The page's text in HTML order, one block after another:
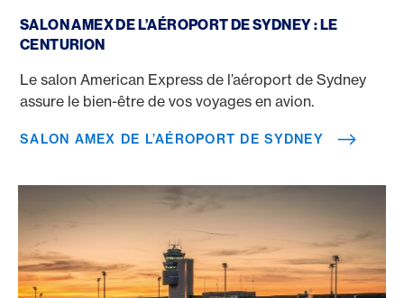
SALON AMEX DE L’AÉROPORT DE SYDNEY : LE
CENTURION
Le salon American Express de l’aéroport de Sydney
assure le bien-être de vos voyages en avion.
SALON AMEX DE L’AÉROPORT DE SYDNEY